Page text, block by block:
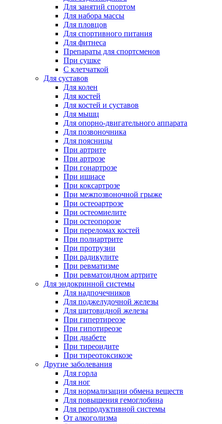
Для занятий спортом
Для набора массы
Для пловцов
Для спортивного питания
Для фитнеса
Препараты для спортсменов
При сушке
С клетчаткой
Для суставов
Для колен
Для костей
Для костей и суставов
Для мышц
Для опорно-двигательного аппарата
Для позвоночника
Для поясницы
При артрите
При артрозе
При гонартрозе
При ишиасе
При коксартрозе
При межпозвоночной грыже
При остеоартрозе
При остеомиелите
При остеопорозе
При переломах костей
При полиартрите
При протрузии
При радикулите
При ревматизме
При ревматоидном артрите
Для эндокринной системы
Для надпочечников
Для поджелудочной железы
Для щитовидной железы
При гипертиреозе
При гипотиреозе
При диабете
При тиреоидите
При тиреотоксикозе
Другие заболевания
Для горла
Для ног
Для нормализации обмена веществ
Для повышения гемоглобина
Для репродуктивной системы
От алкоголизма